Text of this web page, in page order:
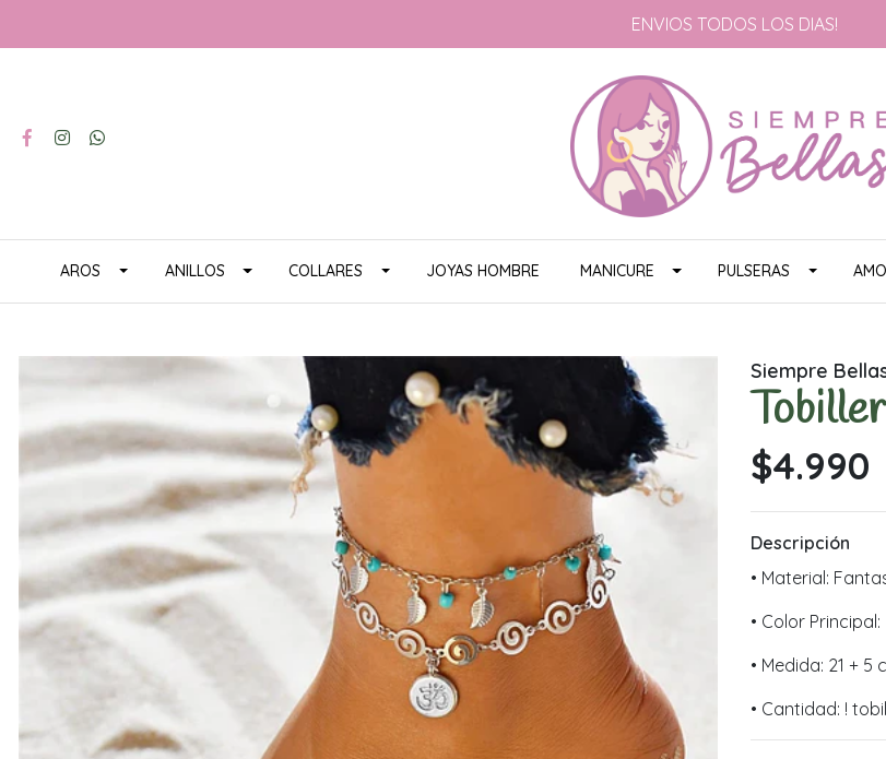
ENVIOS TODOS LOS DIAS!
AROS ANILLOS COLLARES JOYAS HOMBRE MANICURE PULSERAS
Siempre
$4.990
Descripción
• Material:
• Color Principal:
• Medida: 21 + 5
• Cantidad: !